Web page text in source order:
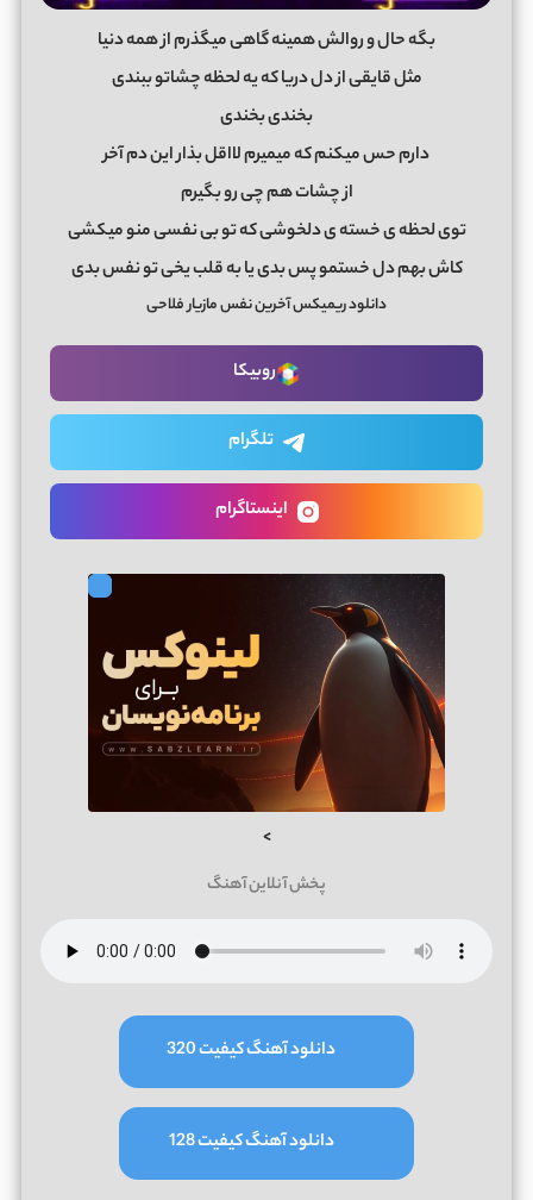
بگه حال و روالش همینه گاهی میگذرم از همه دنیا
مثل قایقی از دل دریا که یه لحظه چشاتو ببندی
بخندی بخندی
دارم حس میکنم که میمیرم لااقل بذار این دم آخر
از چشات هم چی رو بگیرم
توی لحظه ی خسته ی دلخوشی که تو بی نفسی منو میکشی
کاش بهم دل خستمو پس بدی یا به قلب یخی تو نفس بدی
دانلود ریمیکس آخرین نفس مازیار فلاحی
روبیکا
تلگرام
اینستاگرام
>
پخش آنلاین آهنگ
دانلود آهنگ کیفیت 320
دانلود آهنگ کیفیت 128